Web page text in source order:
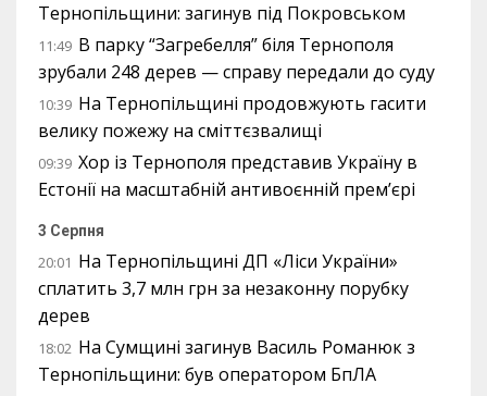
Тернопільщини: загинув під Покровськом
11:49 В парку “Загребелля” біля Тернополя
зрубали 248 дерев — справу передали до суду
10:39 На Тернопільщині продовжують гасити
велику пожежу на сміттєзвалищі
09:39 Хор із Тернополя представив Україну в
Естонії на масштабній антивоєнній прем’єрі
3 Серпня
20:01 На Тернопільщині ДП «Ліси України»
сплатить 3,7 млн грн за незаконну порубку
дерев
18:02 На Сумщині загинув Василь Романюк з
Тернопільщини: був оператором БпЛА